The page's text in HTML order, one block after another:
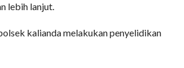
lebih lanjut.
kalianda melakukan penyelidikan